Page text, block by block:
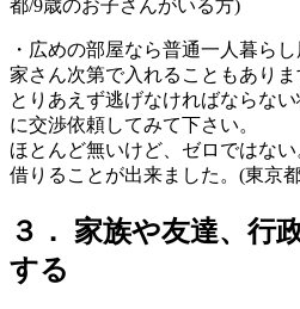
都/9歳のお子さんがいる方)
・広めの部屋なら普通一人暮ら
家さん次第で入れることもありま
とりあえず逃げなければならな
に交渉依頼してみて下さい。
ほとんど無いけど、ゼロではな
借りることが出来ました。(東京
３． 家族や友達、行
する